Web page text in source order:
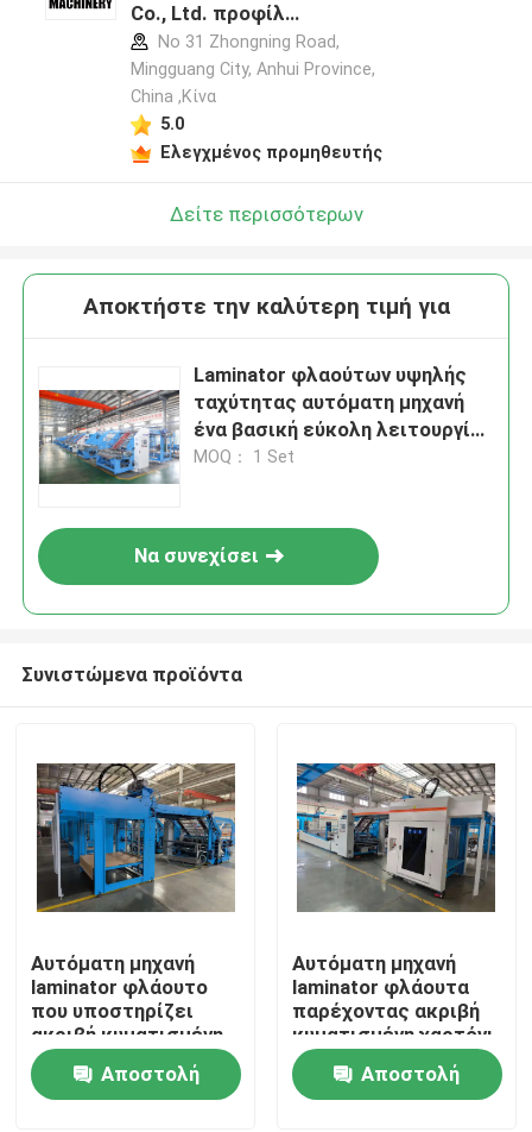
Σπίτι
Προϊόντα
Co., Ltd. προφίλ
κατασκευαστή
No 31 Zhongning Road,
Mingguang City, Anhui Province,
China ,Κίνα
5.0
Ελεγχμένος προμηθευτής
Δείτε περισσότερων
Αποκτήστε την καλύτερη τιμή για
Laminator φλαούτων υψηλής
ταχύτητας αυτόματη μηχανή
ένα βασική εύκολη λειτουργία
ρύθμισης
MOQ： 1 Set
Να συνεχίσει
Συνιστώμενα προϊόντα
Αυτόματη μηχανή
laminator φλάουτο
που υποστηρίζει
ακριβή κυματισμένη
χαρτόνι lamination
και βελτιωμένη
παραγωγική
Αποστολή
Αυτόματη μηχανή
laminator φλάουτα
παρέχοντας ακριβή
κυματισμένη χαρτόνι
lamination και
αυξημένη παραγωγική
αποτελεσματικότητα
Αποστολή